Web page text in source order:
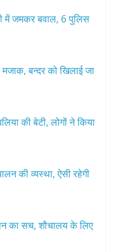
में जमकर बवाल, 6 पुलिस
मजाक, बन्दर को खिलाई जा
की बेटी, लोगों ने किया
की व्यस्था, ऐसी रहेगी
का सच, शौचालय के लिए